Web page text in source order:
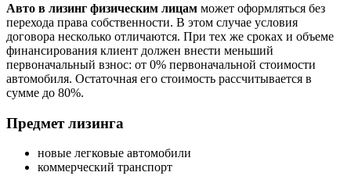
Авто в лизинг физическим лицам может оформляться без
перехода права собственности. В этом случае условия
договора несколько отличаются. При тех же сроках и объеме
финансирования клиент должен внести меньший
первоначальный взнос: от 0% первоначальной стоимости
автомобиля. Остаточная его стоимость рассчитывается в
сумме до 80%.
Предмет лизинга
новые легковые автомобили
коммерческий транспорт